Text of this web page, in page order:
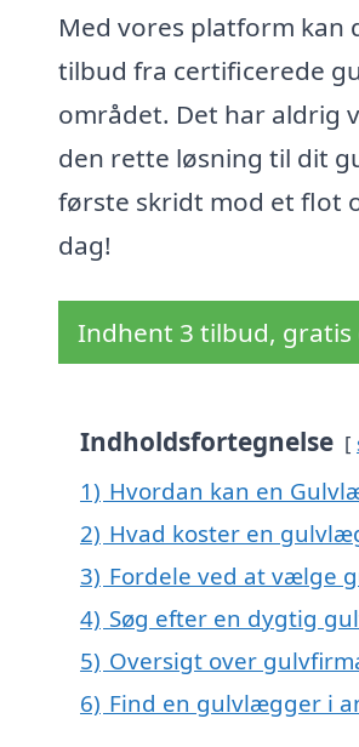
Med vores platform kan
tilbud fra certificerede
området. Det har aldrig
den rette løsning til dit
første skridt mod et flot
dag!
Indhent 3 tilbud,
Indholdsfortegnelse
1) Hvordan kan en
2) Hvad koster en
3) Fordele ved at vælge
4) Søg efter en dygtig
5) Oversigt over
6) Find en gulvlægger i